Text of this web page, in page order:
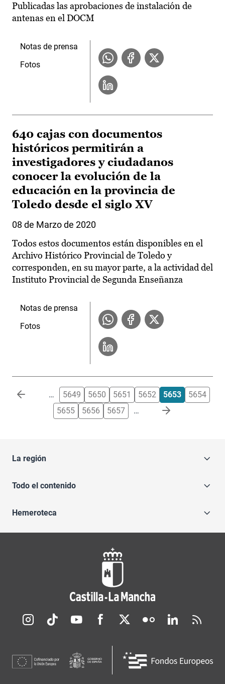
Publicadas las aprobaciones de instalación de
antenas en el DOCM
Notas de prensa
Fotos
640 cajas con documentos
históricos permitirán a
investigadores y ciudadanos
conocer la evolución de la
educación en la provincia de
Toledo desde el siglo XV
08 de Marzo de 2020
Todos estos documentos están disponibles en el
Archivo Histórico Provincial de Toledo y
corresponden, en su mayor parte, a la actividad del
Instituto Provincial de Segunda Enseñanza
Notas de prensa
Fotos
Paginación … 5649 5650 5651 5652 5653
5654
5655
5656 5657 …
La región
Todo el contenido
Hemeroteca
Redes sociales JCCM